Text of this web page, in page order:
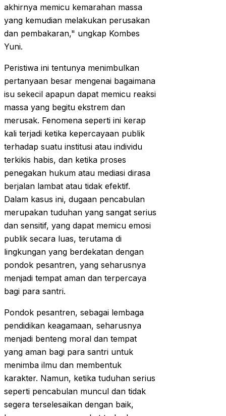
akhirnya memicu kemarahan massa
yang kemudian melakukan perusakan
dan pembakaran," ungkap Kombes
Yuni.
Peristiwa ini tentunya menimbulkan
pertanyaan besar mengenai bagaimana
isu sekecil apapun dapat memicu reaksi
massa yang begitu ekstrem dan
merusak. Fenomena seperti ini kerap
kali terjadi ketika kepercayaan publik
terhadap suatu institusi atau individu
terkikis habis, dan ketika proses
penegakan hukum atau mediasi dirasa
berjalan lambat atau tidak efektif.
Dalam kasus ini, dugaan pencabulan
merupakan tuduhan yang sangat serius
dan sensitif, yang dapat memicu emosi
publik secara luas, terutama di
lingkungan yang berdekatan dengan
pondok pesantren, yang seharusnya
menjadi tempat aman dan terpercaya
bagi para santri.
Pondok pesantren, sebagai lembaga
pendidikan keagamaan, seharusnya
menjadi benteng moral dan tempat
yang aman bagi para santri untuk
menimba ilmu dan membentuk
karakter. Namun, ketika tuduhan serius
seperti pencabulan muncul dan tidak
segera terselesaikan dengan baik,